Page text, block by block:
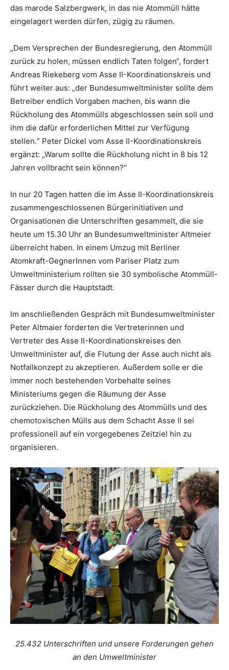
das marode Salzbergwerk, in das nie Atommüll hätte
eingelagert werden dürfen, zügig zu räumen.
„Dem Versprechen der Bundesregierung, den Atommüll
zurück zu holen, müssen endlich Taten folgen“, fordert
Andreas Riekeberg vom Asse II-Koordinationskreis und
führt weiter aus: „der Bundesumweltminister sollte dem
Betreiber endlich Vorgaben machen, bis wann die
Rückholung des Atommülls abgeschlossen sein soll und
ihm die dafür erforderlichen Mittel zur Verfügung
stellen.“ Peter Dickel vom Asse II-Koordinationskreis
ergänzt: „Warum sollte die Rückholung nicht in 8 bis 12
Jahren vollbracht sein können?“
In nur 20 Tagen hatten die im Asse II-Koordinationskreis
zusammengeschlossenen Bürgerinitiativen und
Organisationen die Unterschriften gesammelt, die sie
heute um 15.30 Uhr an Bundesumweltminister Altmeier
überreicht haben. In einem Umzug mit Berliner
Atomkraft-GegnerInnen vom Pariser Platz zum
Umweltministerium rollten sie 30 symbolische Atommüll-
Fässer durch die Hauptstadt.
Im anschließenden Gespräch mit Bundesumweltminister
Peter Altmaier forderten die Vertreterinnen und
Vertreter des Asse II-Koordinationskreises den
Umweltminister auf, die Flutung der Asse auch nicht als
Notfallkonzept zu akzeptieren. Außerdem solle er die
immer noch bestehenden Vorbehalte seines
Ministeriums gegen die Räumung der Asse
zurückziehen. Die Rückholung des Atommülls und des
chemotoxischen Mülls aus dem Schacht Asse II sei
professionell auf ein vorgegebenes Zeitziel hin zu
organisieren.
25.432 Unterschriften und unsere Forderungen gehen
an den Umweltminister